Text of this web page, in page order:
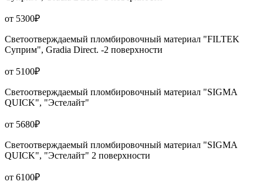
от 5300₽
Светоотверждаемый пломбировочный материал "FILTEK
Суприм", Gradia Direct. -2 поверхности
от 5100₽
Светоотверждаемый пломбировочный материал "SIGMA
QUICK", "Эстелайт"
от 5680₽
Светоотверждаемый пломбировочный материал "SIGMA
QUICK", "Эстелайт" 2 поверхности
от 6100₽